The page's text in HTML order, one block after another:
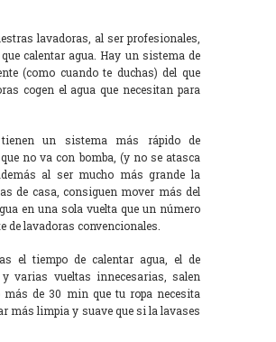
lavadoras, al ser profesionales,
calentar agua. Hay un sistema de
(como cuando te duchas) del que
cogen el agua que necesitan para
tienen un sistema más rápido de
no va con bomba, (y no se atasca
al ser mucho más grande la
de casa, consiguen mover más del
en una sola vuelta que un número
de lavadoras convencionales.
el tiempo de calentar agua, el de
y varias vueltas innecesarias, salen
más de 30 min que tu ropa necesita
más limpia y suave que si la lavases